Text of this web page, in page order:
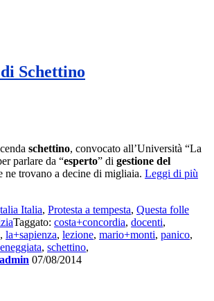
Schettino
schettino, convocato all’Università “La
parlare da “esperto” di gestione del
ne trovano a decine di migliaia. Leggi di più
Italia, Protesta a tempesta, Questa folle
Taggato: costa+concordia, docenti,
, la+sapienza, lezione, mario+monti, panico,
, schettino,
admin 07/08/2014